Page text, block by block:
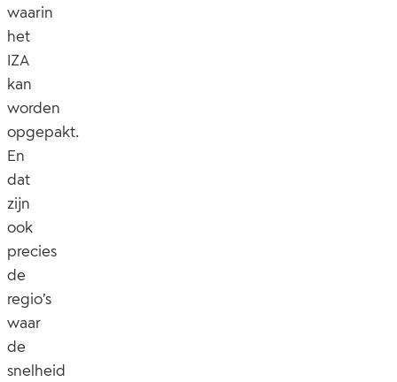
waarin
het
IZA
kan
worden
opgepakt.
En
dat
zijn
ook
precies
de
regio’s
waar
de
snelheid